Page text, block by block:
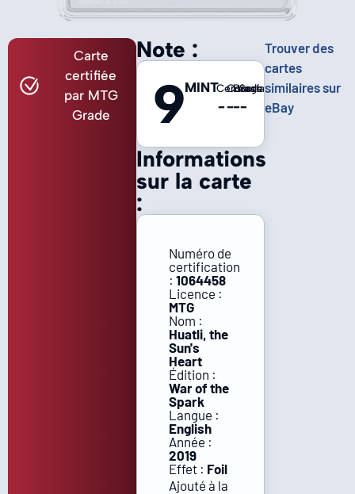
Carte
certifiée
par MTG
Grade
Informations
sur la carte
:
Numéro de
certification
: 1064458
Licence :
MTG
Nom :
Huatli, the
Sun's
Heart
Édition :
War of the
Spark
Langue :
English
Année :
2019
Effet : Foil
Ajouté à la
Note :
9MINTCentrage
-
Coins
-
Bords
-
Surface
-
Trouver des
cartes
similaires sur
eBay